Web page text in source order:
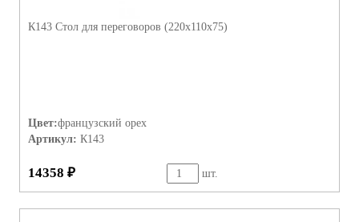
К143 Стол для переговоров (220х110х75)
Цвет:французский орех
Артикул: К143
14358 ₽ шт.